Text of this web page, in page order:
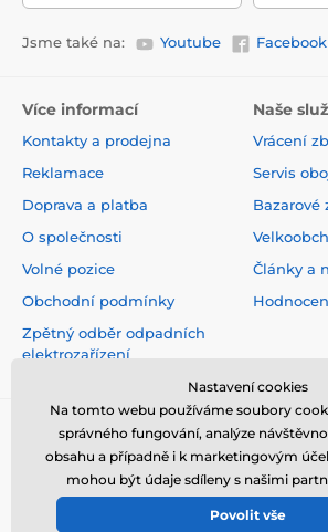
Jsme také na: Youtube Facebook
Více informací
Kontakty a prodejna
Reklamace
Doprava a platba
O společnosti
Volné pozice
Obchodní podmínky
Zpětný odběr odpadních
elektrozařízení
Naše
Vrácení
Servis
Bazarové
Články a
© 2026 www.elektro-obojky.cz ⦁ E-shop
Nastavení cookies
Na tomto webu používáme soubory
správného fungování, analýze
obsahu a případně i k marketingovým
mohou být údaje sdíleny s našimi
Povolit vše